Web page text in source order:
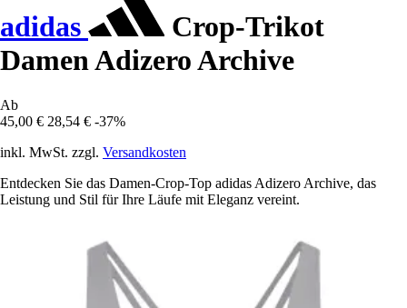
adidas
Crop-Trikot
Damen Adizero Archive
Ab
45,00 € 28,54 € -37%
inkl. MwSt. zzgl. Versandkosten
Entdecken Sie das Damen-Crop-Top adidas Adizero Archive, das
Leistung und Stil für Ihre Läufe mit Eleganz vereint.